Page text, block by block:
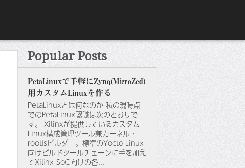
Popular Posts
PetaLinuxで手軽にZynq(MicroZed)
用カスタムLinuxを作る
PetaLinuxとは何なのか 私の現時点
でのPetaLinux認識は次のとおりで
す。 Xilinxが提供しているカスタム
Linux構成管理ツール兼カーネル・
rootfsビルダー。標準のYocto Linux
向けビルドツールチェーンに手を加え
てXilinx SoC向けの各...